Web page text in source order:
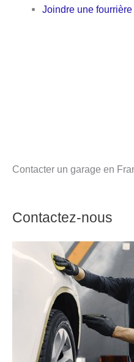
Joindre une
Contacter un garage en
Contactez-nous